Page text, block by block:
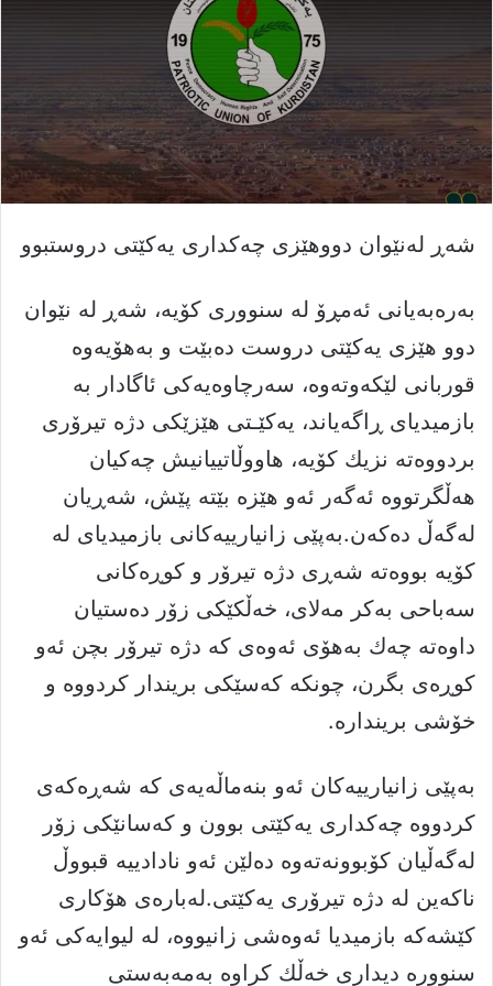
شەڕ لەنێوان دووھێزی چەکداری یەکێتی دروستبوو
بەرەبەیانی ئەمڕۆ لە سنووری كۆیە، شەڕ لە نێوان
دوو ھێزی یەکێتی دروست دەبێت و بەهۆیەوە
قوربانی لێکەوتەوە، سەرچاوەیەکی ئاگادار بە
بازمیدیای ڕاگەیاند، یەكێـتی ھێزێکی دژە تیرۆری
بردووەتە نزیك كۆیە، هاووڵاتییانیش چەكیان
هەڵگرتووە ئەگەر ئەو هێزە بێتە پێش، شەڕیان
لەگەڵ دەكەن.بەپێی زانیارییەکانی بازمیدیای لە
كۆیە بووەتە شەڕی دژە تیرۆر و كوڕەكانی
سەباحی بەكر مەلای، خەڵكێكی زۆر دەستیان
داوەتە چەك بەھۆی ئەوەی کە دژە تیرۆر بچن ئەو
كوڕەی بگرن، چونكە کەسێکی بریندار كردووە و
خۆشی بریندارە.
بەپێی زانیارییەکان ئەو بنەماڵەیەی کە شەڕەکەی
کردووە چەکداری یەکێتی بوون و كەسانێكی زۆر
لەگەڵیان كۆبوونەتەوە دەلێن ئەو نادادییە قبووڵ
ناکەین لە دژە تیرۆری یەكێتی.لەبارەی هۆكاری
كێشەكە بازمیدیا ئەوەشی زانیووە، لە لیوایەكی ئەو
سنوورە دیداری خەڵك كراوە بەمەبەستی